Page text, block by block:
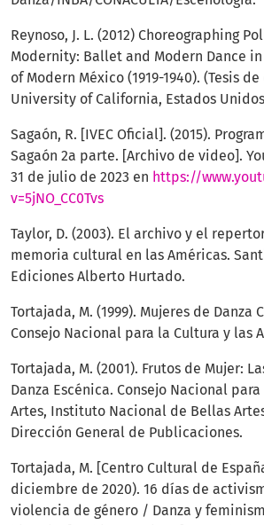
Reynoso, J. L. (2012) Choreographing
Modernity: Ballet and Modern Dance
of Modern México (1919-1940). (Tesis
University of California, Estados
Sagaón, R. [IVEC Oficial]. (2015).
Sagaón 2a parte. [Archivo de video].
31 de julio de 2023 en https://
v=5jNO_CC0Tvs
Taylor, D. (2003). El archivo y el
memoria cultural en las Américas.
Ediciones Alberto Hurtado.
Tortajada, M. (1999). Mujeres de Danza
Consejo Nacional para la Cultura y las
Tortajada, M. (2001). Frutos de Mujer:
Danza Escénica. Consejo Nacional
Artes, Instituto Nacional de Bellas
Dirección General de Publicaciones.
Tortajada, M. [Centro Cultural de
diciembre de 2020). 16 días de
violencia de género / Danza y